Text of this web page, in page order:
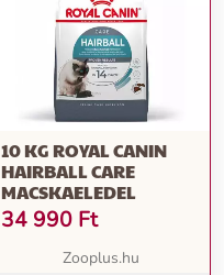
10 KG ROYAL CANIN
HAIRBALL CARE
MACSKAELEDEL
34 990 Ft
Zooplus.hu